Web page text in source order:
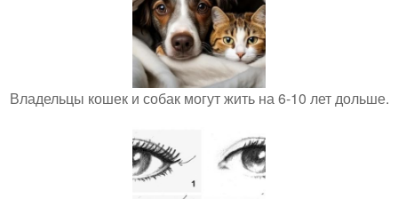
Владельцы кошек и собак могут жить на 6-10 лет дольше.